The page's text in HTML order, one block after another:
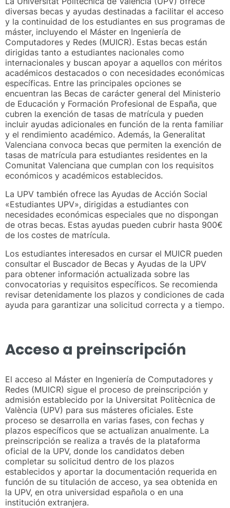
diversas becas y ayudas destinadas a facilitar el acceso
y la continuidad de los estudiantes en sus programas de
máster, incluyendo el Máster en Ingeniería de
Computadores y Redes (MUICR). Estas becas están
dirigidas tanto a estudiantes nacionales como
internacionales y buscan apoyar a aquellos con méritos
académicos destacados o con necesidades económicas
específicas. Entre las principales opciones se
encuentran las Becas de carácter general del Ministerio
de Educación y Formación Profesional de España, que
cubren la exención de tasas de matrícula y pueden
incluir ayudas adicionales en función de la renta familiar
y el rendimiento académico. Además, la Generalitat
Valenciana convoca becas que permiten la exención de
tasas de matrícula para estudiantes residentes en la
Comunitat Valenciana que cumplan con los requisitos
económicos y académicos establecidos.
La UPV también ofrece las Ayudas de Acción Social
«Estudiantes UPV», dirigidas a estudiantes con
necesidades económicas especiales que no dispongan
de otras becas. Estas ayudas pueden cubrir hasta 900€
de los costes de matrícula.
Los estudiantes interesados en cursar el MUICR pueden
consultar el Buscador de Becas y Ayudas de la UPV
para obtener información actualizada sobre las
convocatorias y requisitos específicos. Se recomienda
revisar detenidamente los plazos y condiciones de cada
ayuda para garantizar una solicitud correcta y a tiempo.
Acceso a preinscripción
El acceso al Máster en Ingeniería de Computadores y
Redes (MUICR) sigue el proceso de preinscripción y
admisión establecido por la Universitat Politècnica de
València (UPV) para sus másteres oficiales. Este
proceso se desarrolla en varias fases, con fechas y
plazos específicos que se actualizan anualmente. La
preinscripción se realiza a través de la plataforma
oficial de la UPV, donde los candidatos deben
completar su solicitud dentro de los plazos
establecidos y aportar la documentación requerida en
función de su titulación de acceso, ya sea obtenida en
la UPV, en otra universidad española o en una
institución extranjera.